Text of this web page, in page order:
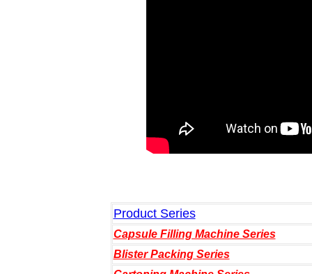
Product Series
Capsule Filling Machine Series
Blister Packing Series